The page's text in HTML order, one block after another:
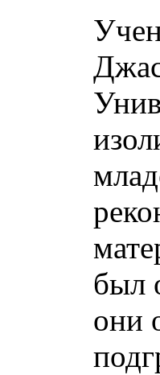
был
они